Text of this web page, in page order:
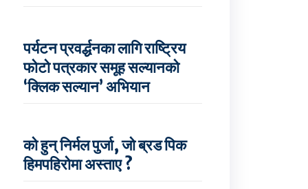
पर्यटन प्रवर्द्धनका लागि राष्ट्रिय
फोटो पत्रकार समूह सल्यानको
‘क्लिक सल्यान’ अभियान
को हुन् निर्मल पुर्जा, जो ब्रड पिक
हिमपहिरोमा अस्ताए ?